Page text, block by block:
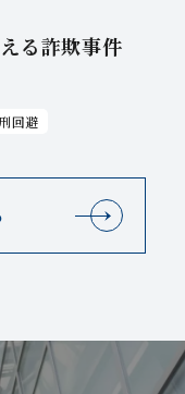
る詐欺事件
回避